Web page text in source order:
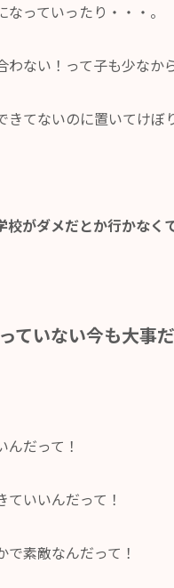
っていったり・・・。
ない！って子も少なか
きてないのに置いてけぼ
校がダメだとか行かなく
ていない今も大事
んだって！
ていいんだって！
で素敵なんだって！